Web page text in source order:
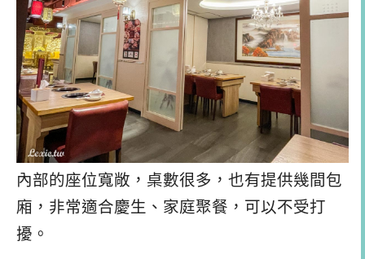
內部的座位寬敞，桌數很多，也有提供幾間包
廂，非常適合慶生、家庭聚餐，可以不受打
擾。